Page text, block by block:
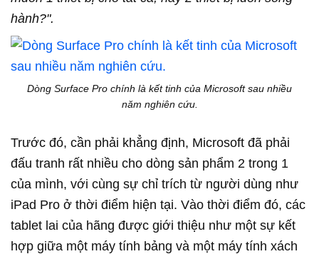
hành?".
Dòng Surface Pro chính là kết tinh của Microsoft sau nhiều
năm nghiên cứu.
Trước đó, cần phải khẳng định, Microsoft đã phải
đấu tranh rất nhiều cho dòng sản phẩm 2 trong 1
của mình, với cùng sự chỉ trích từ người dùng như
iPad Pro ở thời điểm hiện tại. Vào thời điểm đó, các
tablet lai của hãng được giới thiệu như một sự kết
hợp giữa một máy tính bảng và một máy tính xách